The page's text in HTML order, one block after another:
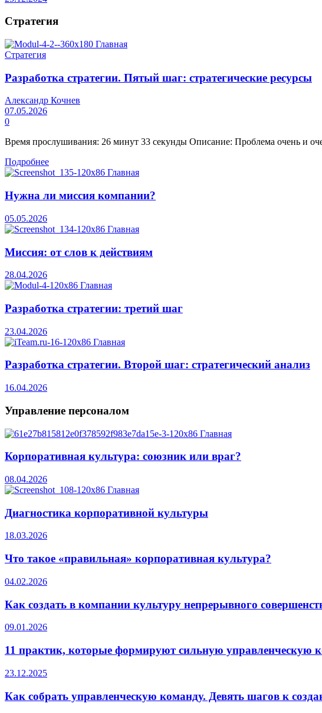
Стратегия
Стратегия
Разработка стратегии. Пятый шаг: стратегические ресурсы
Александр Кочнев
07.05.2026
0
Время прослушивания: 26 минут 33 секунды Описание: Проблема очень и
Подробнее
Нужна ли миссия компании?
05.05.2026
Миссия: от слов к действиям
28.04.2026
Разработка стратегии: третий шаг
23.04.2026
Разработка стратегии. Второй шаг: стратегический анализ
16.04.2026
Управление персоналом
Корпоративная культура: союзник или враг?
08.04.2026
Диагностика корпоративной культуры
18.03.2026
Что такое «правильная» корпоративная культура?
04.02.2026
Как создать в компании культуру непрерывного
09.01.2026
11 практик, которые формируют сильную управленческую
23.12.2025
Как собрать управленческую команду. Девять шагов к